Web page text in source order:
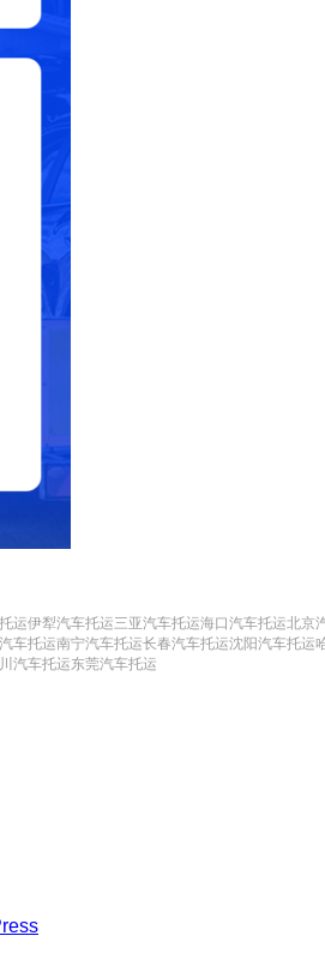
运伊犁汽车托运三亚汽车托运海口汽车托运北京
车托运南宁汽车托运长春汽车托运沈阳汽车托运
汽车托运东莞汽车托运